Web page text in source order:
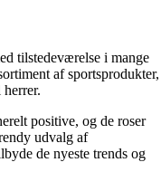
tilstedeværelse i mange
af sportsprodukter,
positive, og de roser
udvalg af
de nyeste trends og